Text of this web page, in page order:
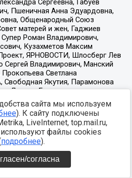
сайта мы используем
). К сайту подключены
LiveInternet, top.mail.ru,
файлы cookies
подробнее).
согласна